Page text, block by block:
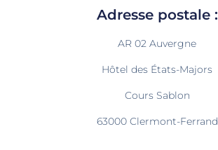
Adresse postale :
AR 02 Auvergne
Hôtel des États-Majors
Cours Sablon
63000 Clermont-Ferrand